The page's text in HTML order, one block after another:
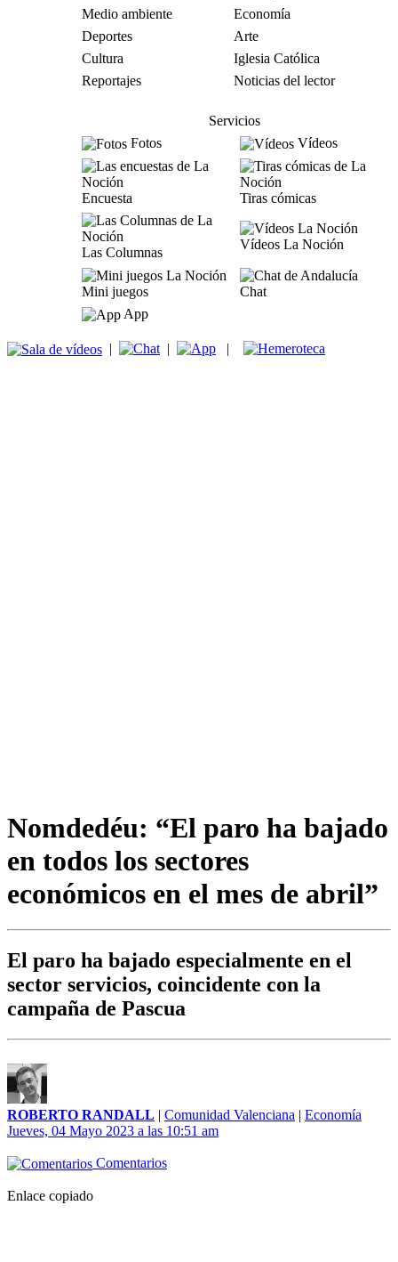
Medio ambiente
Economía
Deportes
Arte
Cultura
Iglesia Católica
Reportajes
Noticias del lector
Servicios
Fotos
Vídeos
Encuesta Tiras cómicas
Las Columnas
Vídeos La Noción
Mini juegos
Chat
App
| | |
Nomdedéu: “El paro ha bajado
en todos los sectores
económicos en el mes de abril”
El paro ha bajado especialmente en el
sector servicios, coincidente con la
campaña de Pascua
ROBERTO RANDALL | Comunidad Valenciana | Economía
Jueves, 04 Mayo 2023 a las 10:51 am
Comentarios
Enlace copiado